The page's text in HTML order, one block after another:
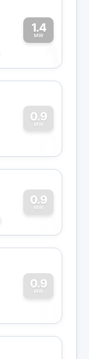
1.4
MW
1
0.9
MW
0
0.9
MW
0
0.9
MW
0